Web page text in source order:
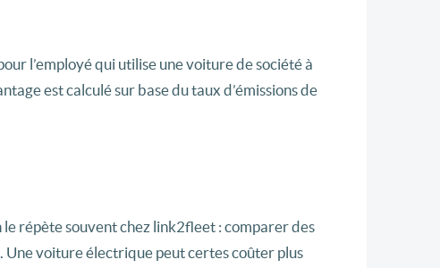
l’employé qui utilise une voiture de société à
est calculé sur base du taux d’émissions de
répète souvent chez link2fleet : comparer des
Une voiture électrique peut certes coûter plus